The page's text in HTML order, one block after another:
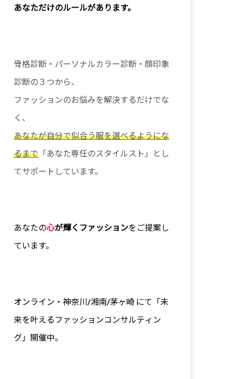
あなただけのルールがあります。
骨格診断・パーソナルカラー診断・顔印象
診断の３つから、
ファッションのお悩みを解決するだけでな
く、
あなたが自分で似合う服を選べるようにな
るまで 「あなた専任のスタイルスト」とし
てサポートしています。
あなたの心が輝くファッションをご提案し
ています。
オンライン・神奈川/湘南/茅ヶ崎 にて「未
来を叶えるファッションコンサルティン
グ」開催中。